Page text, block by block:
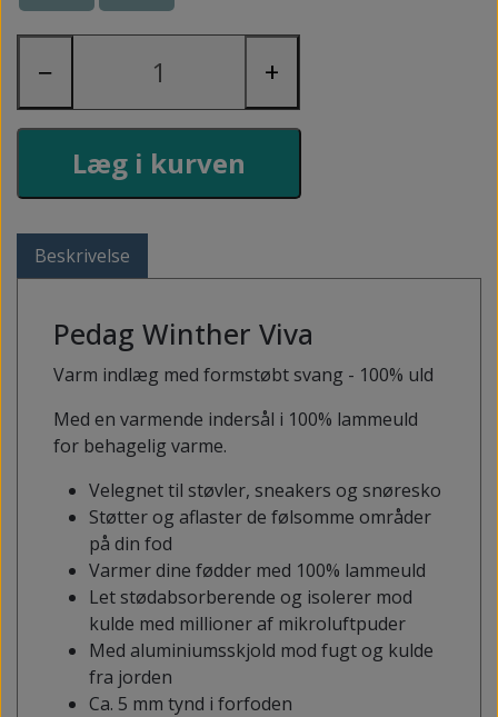
− +
Læg i kurven
Beskrivelse
Pedag Winther Viva
Varm indlæg med formstøbt svang - 100% uld
Med en varmende indersål i 100% lammeuld
for behagelig varme.
Velegnet til støvler, sneakers og snøresko
Støtter og aflaster de følsomme områder
på din fod
Varmer dine fødder med 100% lammeuld
Let stødabsorberende og isolerer mod
kulde med millioner af mikroluftpuder
Med aluminiumsskjold mod fugt og kulde
fra jorden
Ca. 5 mm tynd i forfoden